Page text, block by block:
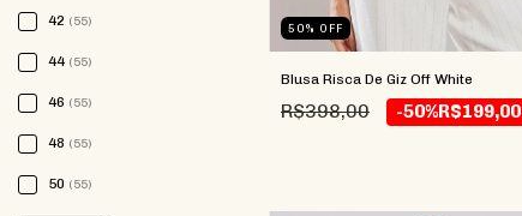
42 (55)
44 (55)
46 (55)
48 (55)
50 (55)
50% OFF
Blusa Risca De Giz Off White
R$398,00 -50%R$199,00